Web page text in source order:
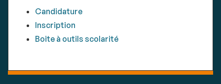
Candidature
Inscription
Boite à outils scolarité